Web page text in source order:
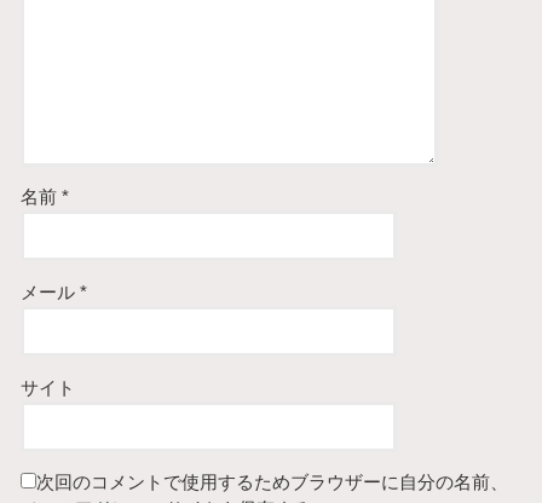
名前*
メール*
サイト
次回のコメントで使用するためブラウザーに自分の名前、